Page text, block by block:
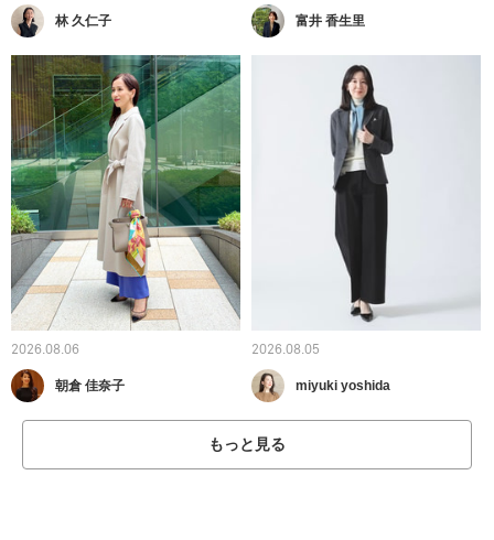
林 久仁子 富井 香生里
2026.08.06
朝倉 佳奈子
2026.08.05
miyuki yoshida
もっと見る